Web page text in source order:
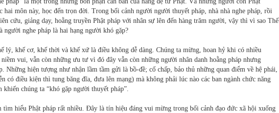
hai môn này, học đến trọn đời. Trong bối cảnh người người thuyết pháp, nhà nhà nghe pháp, rồi
cứu, giảng dạy, hoằng truyền Phật pháp với nhân sự lên đến hàng trăm người, vậy thì vì sao Thế
nghe pháp là hai hạng người khó gặp?
lý, khế cơ, khế thời và khế xứ là điều không dễ dàng. Chúng ta mừng, hoan hỷ khi có nhiều
vui, vẫn còn những ưu tư vì đó đây vẫn còn những người nhân danh hoằng pháp nhưng
Những hiện tượng như nhận lầm tầm gửi là bồ-đề; cố chấp, bảo thủ những quan điểm về hệ phái,
có điều kiện thì tung băng đĩa, đưa lên mạng) mà không phải lúc nào các ban ngành chức năng
chúng ta “khó gặp người thuyết pháp”.
tìm hiểu Phật pháp rất nhiều. Đây là tín hiệu đáng vui mừng trong bối cảnh đạo đức xã hội xuống